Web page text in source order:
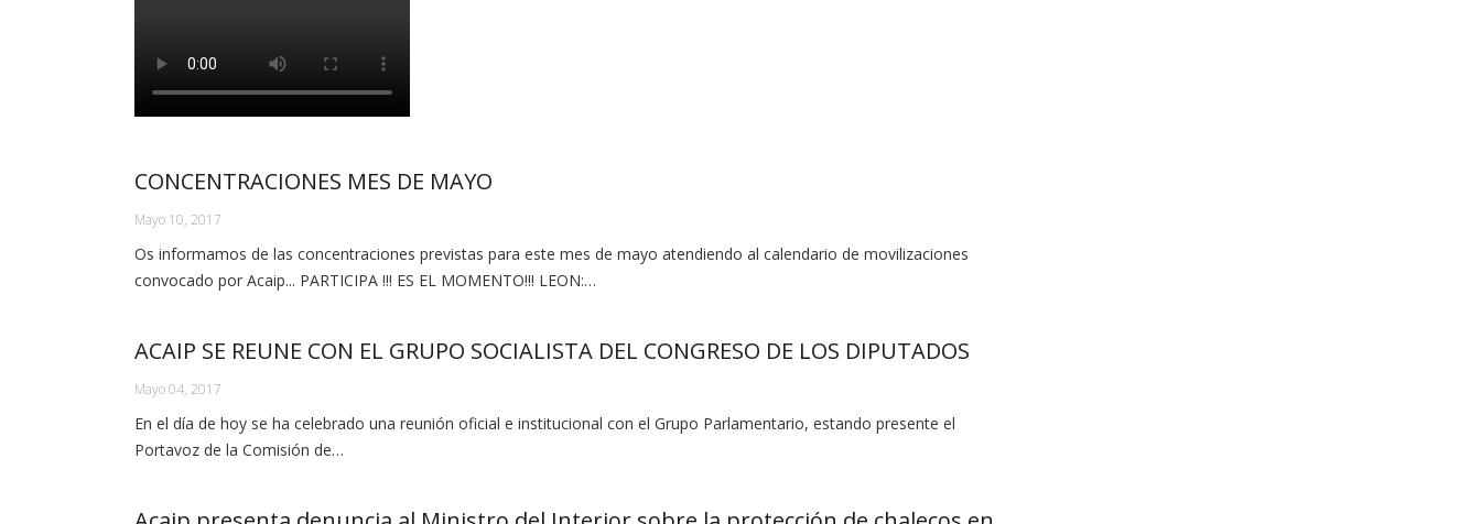
CONCENTRACIONES MES DE MAYO
Mayo 10, 2017
Os informamos de las concentraciones previstas para este mes de mayo atendiendo al calendario de movilizaciones
convocado por Acaip... PARTICIPA !!! ES EL MOMENTO!!! LEON:…
ACAIP SE REUNE CON EL GRUPO SOCIALISTA DEL CONGRESO DE LOS DIPUTADOS
Mayo 04, 2017
En el día de hoy se ha celebrado una reunión oficial e institucional con el Grupo Parlamentario, estando presente el
Portavoz de la Comisión de…